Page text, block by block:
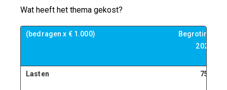
Wat heeft het thema gekost?
(bedragen x € 1.000)
Begroting
2023
Lasten
759